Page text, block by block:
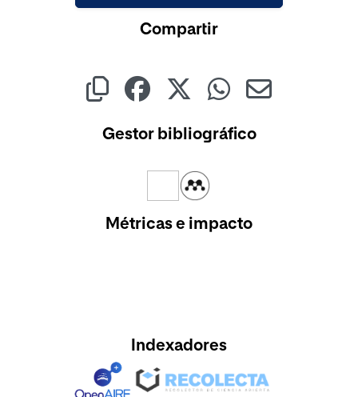
Compartir
Gestor bibliográfico
Métricas e impacto
Indexadores